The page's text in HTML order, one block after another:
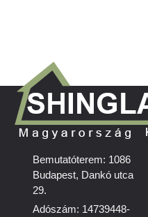
Bemutatóterem: 1086
Budapest, Dankó utca
29.
Adószám: 14739448-